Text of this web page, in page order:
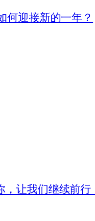
何迎接新的一年？
，让我们继续前行